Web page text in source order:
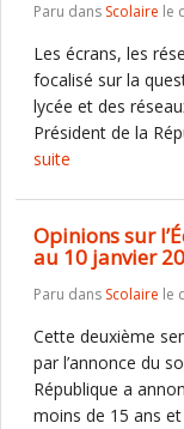
Paru dans Scolaire le
Les écrans, les
focalisé sur la
lycée et des
Président de la
suite
Opinions sur
au 10 janvier
Paru dans Scolaire le
Cette deuxième
par l’annonce du
République a
moins de 15 ans